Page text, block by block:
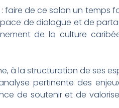
faire de ce salon un temps
de dialogue et de
de la culture
à la structuration de ses
pertinente des
de soutenir et de